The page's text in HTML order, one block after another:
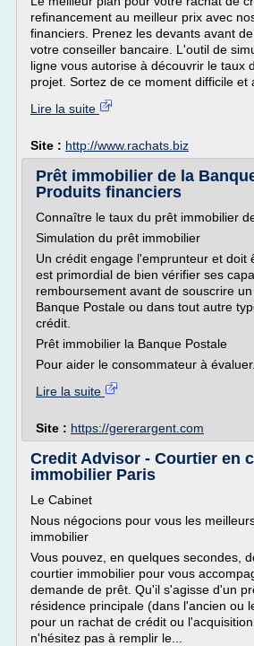
refinancement au meilleur prix avec
financiers. Prenez les devants avant
votre conseiller bancaire. L'outil de
ligne vous autorise à découvrir le taux
projet. Sortez de ce moment difficile et
Lire la suite
Site : http://www.rachats.biz
Prêt immobilier de la
Produits financiers
Connaître le taux du prêt immobilier
Simulation du prêt immobilier
Un crédit engage l'emprunteur et doit
est primordial de bien vérifier ses
remboursement avant de souscrire
Banque Postale ou dans tout autre
crédit.
Prêt immobilier la Banque Postale
Pour aider le consommateur à
Lire la suite
Site : https://gererargent.com
Credit Advisor - Courtier en
immobilier Paris
Le Cabinet
Nous négocions pour vous les
immobilier
Vous pouvez, en quelques secondes,
courtier immobilier pour vous
demande de prêt. Qu'il s'agisse d'un
résidence principale (dans l'ancien ou
pour un rachat de crédit ou
n'hésitez pas à remplir le...